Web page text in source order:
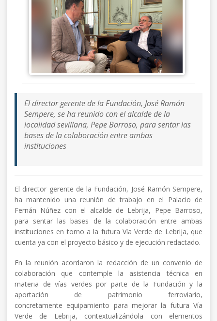
El director gerente de la Fundación, José Ramón
Sempere, se ha reunido con el alcalde de la
localidad sevillana, Pepe Barroso, para sentar las
bases de la colaboración entre ambas
instituciones
El director gerente de la Fundación, José Ramón Sempere,
ha mantenido una reunión de trabajo en el Palacio de
Fernán Núñez con el alcalde de Lebrija, Pepe Barroso,
para sentar las bases de la colaboración entre ambas
instituciones en torno a la futura Vía Verde de Lebrija, que
cuenta ya con el proyecto básico y de ejecución redactado.
En la reunión acordaron la redacción de un convenio de
colaboración que contemple la asistencia técnica en
materia de vías verdes por parte de la Fundación y la
aportación de patrimonio ferroviario,
concretamente equipamiento para mejorar la futura Vía
Verde de Lebrija, contextualizándola con elementos